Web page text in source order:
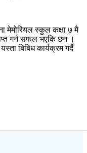
मेमोरियल स्कुल कक्षा ७ मै
गर्न सफल भएकि छन ।
बिबिध कार्यक्रम गर्दै